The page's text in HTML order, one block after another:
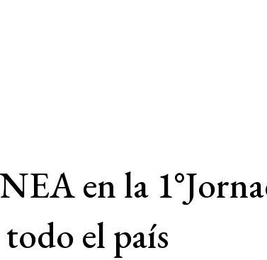
en la
el país